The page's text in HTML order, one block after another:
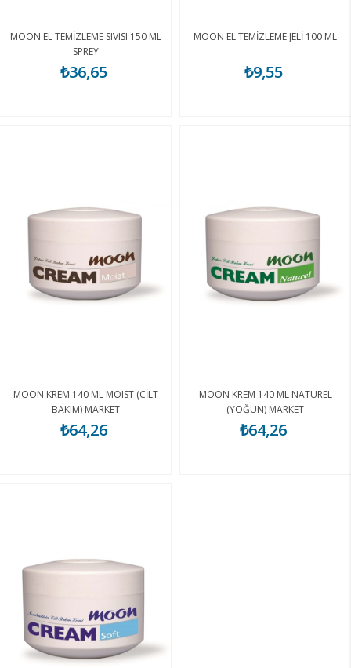
MOON EL TEMİZLEME SIVISI 150 ML
SPREY
₺36,65
MOON EL TEMİZLEME JELİ 100 ML
₺9,55
MOON KREM 140 ML MOIST (CİLT
BAKIM) MARKET
₺64,26
MOON KREM 140 ML NATUREL
(YOĞUN) MARKET
₺64,26